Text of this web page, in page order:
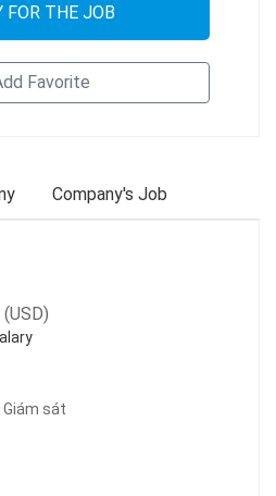
FOR THE JOB
Favorite
Company's Job
sát